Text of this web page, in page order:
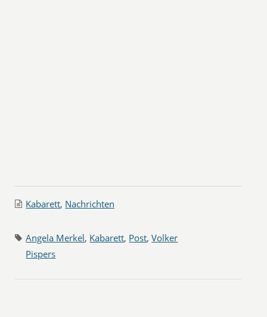
Kabarett, Nachrichten
Angela Merkel, Kabarett, Post,Volker
Pispers